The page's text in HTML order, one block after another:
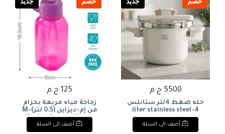
5500 ج.م
حله ضغط 4لتر ستانلس
4-liter stainless steel
pressure cooker
أضف الى السلة
125 ج.م
زجاجة مياه مربعة بحزام
من إم-ديزاين (0.5 لتر)M-
Design Square Water
Bottle with Strap (0.5L
أضف الى السلة